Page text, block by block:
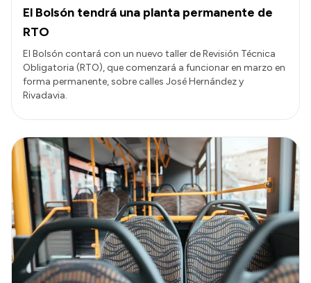
El Bolsón tendrá una planta permanente de
RTO
El Bolsón contará con un nuevo taller de Revisión Técnica
Obligatoria (RTO), que comenzará a funcionar en marzo en
forma permanente, sobre calles José Hernández y
Rivadavia.